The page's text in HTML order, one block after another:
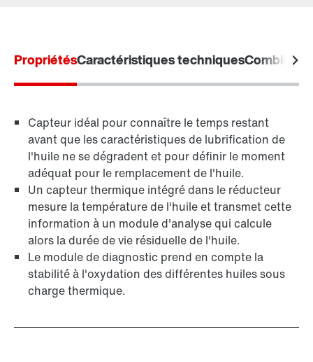
Adresses dans le monde
PropriétésCaractéristiques techniques
Capteur idéal pour connaître le temps restant
avant que les caractéristiques de lubrification de
l'huile ne se dégradent et pour définir le moment
adéquat pour le remplacement de l'huile.
Un capteur thermique intégré dans le réducteur
mesure la température de l'huile et transmet cette
information à un module d'analyse qui calcule
alors la durée de vie résiduelle de l'huile.
Le module de diagnostic prend en compte la
stabilité à l'oxydation des différentes huiles sous
charge thermique.